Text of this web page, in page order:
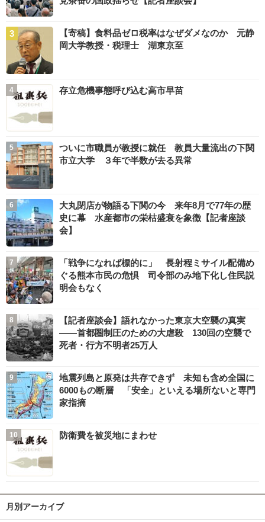
【寄稿】食料品ゼロ税率はなぜダメなのか 元静
岡大学教授・税理士 湖東京至
存立危機事態呼び込む高市早苗
ついに市職員が教授に就任 教員大量流出の下関
市立大学 ３年で半数が去る異常
大丸閉店が物語る下関の今 来年8月で77年の歴
史に幕 水産都市の栄枯盛衰を象徴【記者座談
会】
「戦争になれば標的に」 長射程ミサイル配備め
ぐる熊本市民の危惧 司令部のみ地下化し住民説
明会もなく
【記者座談会】語れなかった東京大空襲の真実
――首都圏制圧のための大虐殺 130回の空襲で
死者・行方不明者25万人
地震列島と原発は共存できず 未知も含め全国に
6000もの断層 「安全」といえる場所ないと専門
家指摘
防衛費を被災地にまわせ
月別アーカイブ